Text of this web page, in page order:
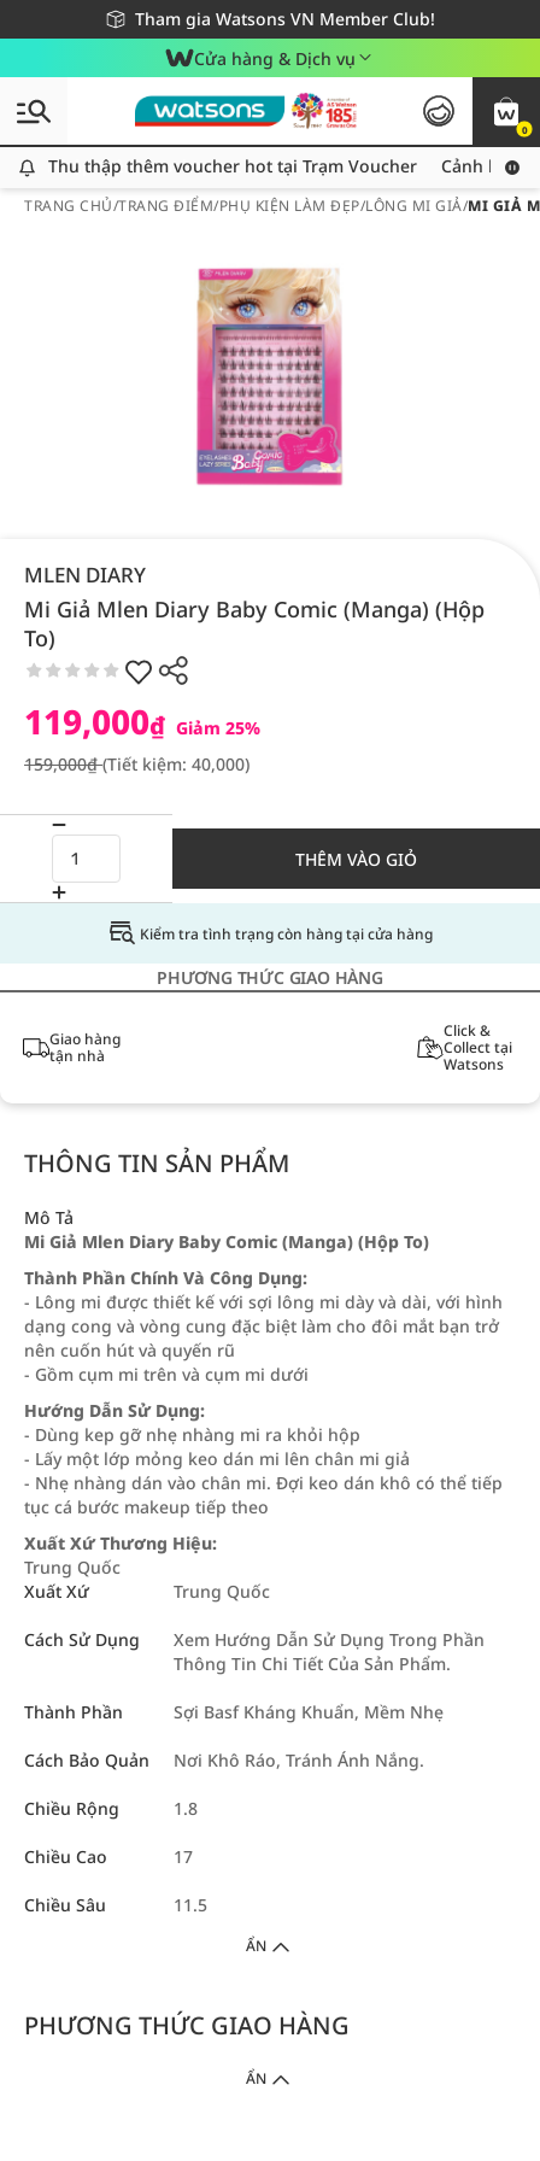
Tham gia Watsons VN Member Club!
Miễn phí giao hàng cho đơn hàng từ 249,000Đ
Giao hàng nhanh 24h - Áp dụng khu vực TP. Hồ Chí Minh
Cửa hàng & Dịch vụ
0
Thu thập thêm voucher hot tại Trạm Voucher
Thu thập thêm voucher hot tại Trạm Voucher Cảnh báo
TRANG CHỦ/TRANG ĐIỂM/PHỤ KIỆN LÀM ĐẸP/LÔNG MI GIẢ/MI GIẢ
MLEN DIARY
Mi Giả Mlen Diary Baby Comic (Manga) (Hộp
To)
119,000₫ Giảm 25%
159,000₫(Tiết kiệm: 40,000)
THÊM VÀO GIỎ
Kiểm tra tình trạng còn hàng tại cửa hàng
PHƯƠNG THỨC GIAO HÀNG
Giao hàng
tận nhà
Click &
Collect tại
Watsons
THÔNG TIN SẢN PHẨM
Mô Tả
Mi Giả Mlen Diary Baby Comic (Manga) (Hộp To)
Thành Phần Chính Và Công Dụng:
- Lông mi được thiết kế với sợi lông mi dày và dài, với hình
dạng cong và vòng cung đặc biệt làm cho đôi mắt bạn trở
nên cuốn hút và quyến rũ
- Gồm cụm mi trên và cụm mi dưới
Hướng Dẫn Sử Dụng:
- Dùng kep gỡ nhẹ nhàng mi ra khỏi hộp
- Lấy một lớp mỏng keo dán mi lên chân mi giả
- Nhẹ nhàng dán vào chân mi. Đợi keo dán khô có thể tiếp
tục cá bước makeup tiếp theo
Xuất Xứ Thương Hiệu:
Trung Quốc
Xuất Xứ
Trung Quốc
Cách Sử Dụng
Xem Hướng Dẫn Sử Dụng Trong Phần
Thông Tin Chi Tiết Của Sản Phẩm.
Thành Phần Sợi Basf Kháng Khuẩn, Mềm Nhẹ
Cách Bảo Quản Nơi Khô Ráo, Tránh Ánh Nắng.
Chiều Rộng 1.8
Chiều Cao 17
Chiều Sâu 11.5
ẨN
PHƯƠNG THỨC GIAO HÀNG
ẨN